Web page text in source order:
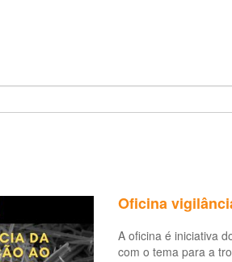
Oficina
A oficina é iniciativa
com o tema para a